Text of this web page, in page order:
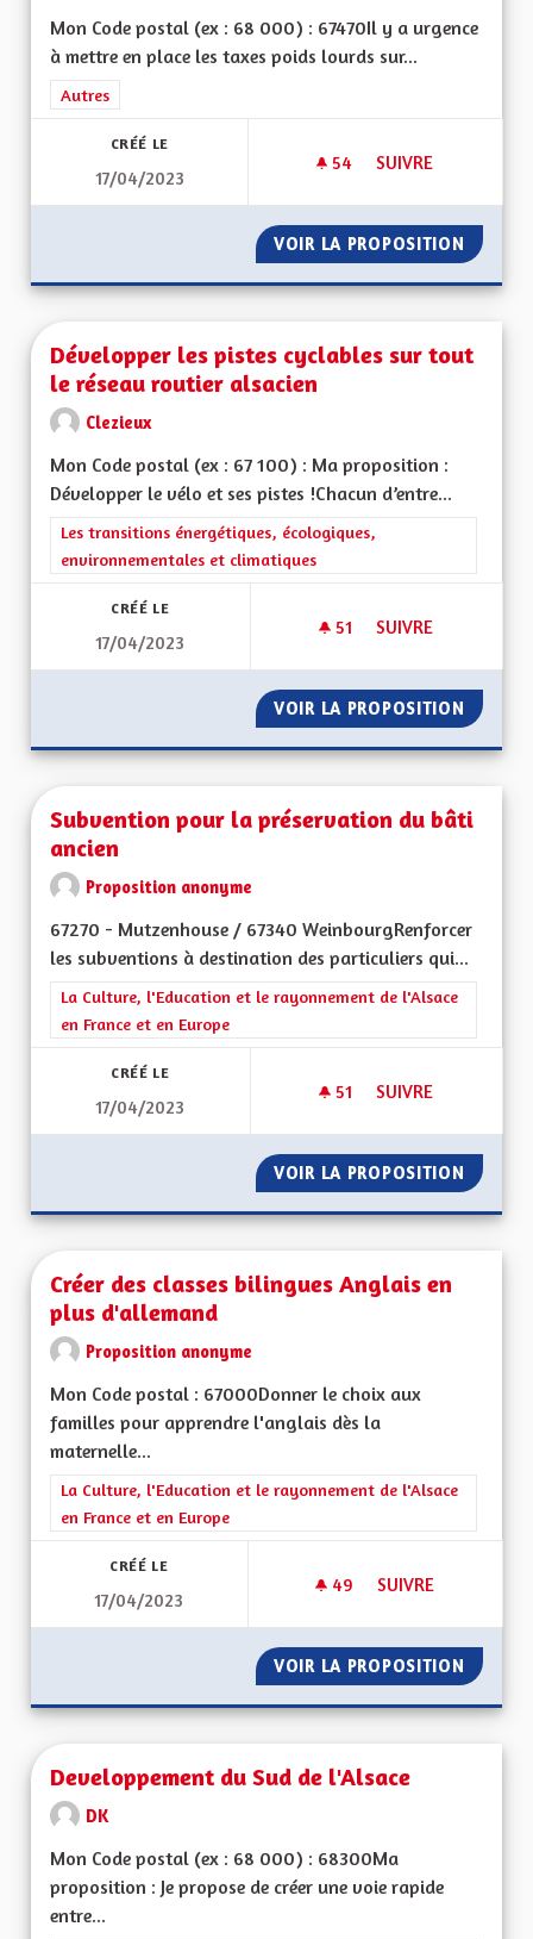
Mon Code postal (ex : 68 000) : 67470Il y a urgence
à mettre en place les taxes poids lourds sur...
Filtrer les résultats de la catégorie : Autres
Autres
CRÉÉ LE
17/04/2023
54 54 ABONNÉS
SUIVRE
VOIR LA PROPOSITION
Développer les pistes cyclables sur tout
le réseau routier alsacien
Clezieux
Mon Code postal (ex : 67 100) : Ma proposition :
Développer le vélo et ses pistes !Chacun d’entre...
Filtrer les résultats de la catégorie : Les transitions
Les transitions énergétiques, écologiques,
environnementales et climatiques
CRÉÉ LE
17/04/2023
51 51 ABONNÉS
SUIVRE
VOIR LA PROPOSITION
Subvention pour la préservation du bâti
ancien
Proposition anonyme
67270 - Mutzenhouse / 67340 WeinbourgRenforcer
les subventions à destination des particuliers qui...
Filtrer les résultats de la catégorie : La Culture, l'Education et
La Culture, l'Education et le rayonnement de l'Alsace
en France et en Europe
CRÉÉ LE
17/04/2023
51 51 ABONNÉS
SUIVRE
VOIR LA PROPOSITION
Créer des classes bilingues Anglais en
plus d'allemand
Proposition anonyme
Mon Code postal : 67000Donner le choix aux
familles pour apprendre l'anglais dès la
maternelle...
Filtrer les résultats de la catégorie : La Culture, l'Education et
La Culture, l'Education et le rayonnement de l'Alsace
en France et en Europe
CRÉÉ LE
17/04/2023
49 49 ABONNÉS
SUIVRE
VOIR LA PROPOSITION
Developpement du Sud de l'Alsace
DK
Mon Code postal (ex : 68 000) : 68300Ma
proposition : Je propose de créer une voie rapide
entre...